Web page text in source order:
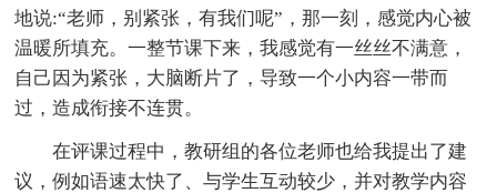
地说:“老师，别紧张，有我们呢”，那一刻，感觉内心被
温暖所填充。一整节课下来，我感觉有一丝丝不满意，
自己因为紧张，大脑断片了，导致一个小内容一带而
过，造成衔接不连贯。
在评课过程中，教研组的各位老师也给我提出了建
议，例如语速太快了、与学生互动较少，并对教学内容